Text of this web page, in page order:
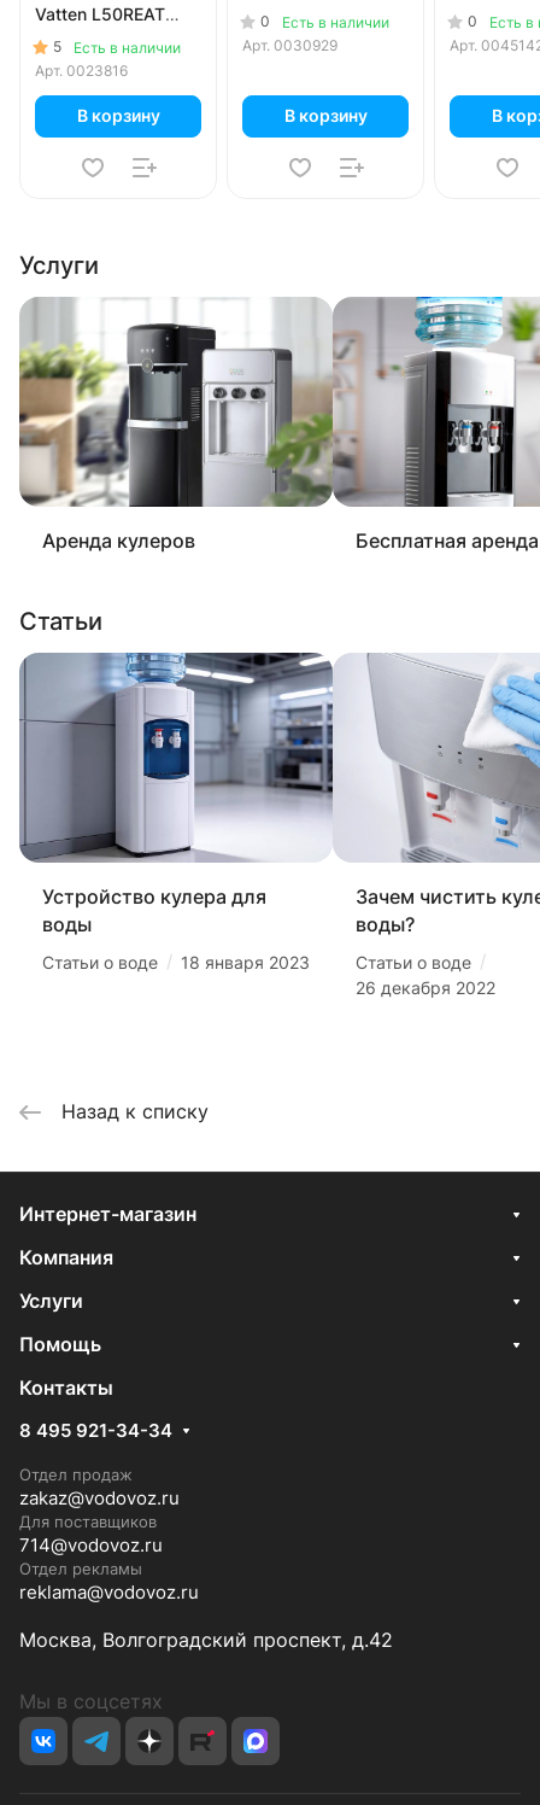
Vatten L50REAT
красный (шкафчик
5 литров)
5
Есть в наличии
Арт. 0023816
В корзину
0
Есть в наличии
Арт. 0030929
В корзину
0
Есть в
Арт.
В
Услуги
Аренда кулеров Бесплатная
Статьи
Устройство кулера для
воды
Статьи о воде / 18 января 2023
Зачем чистить
воды?
Статьи о воде /
26 декабря 2022
Назад к списку
Интернет-магазин
Компания
Услуги
Помощь
Контакты
8 495 921-34-34
Отдел продаж
zakaz@vodovoz.ru
Для поставщиков
714@vodovoz.ru
Отдел рекламы
reklama@vodovoz.ru
Москва, Волгоградский проспект, д.42
Мы в соцсетях